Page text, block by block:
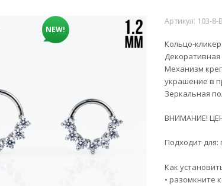
NEW!
Артикул: 103-8-
Кольцо-
Механизм
украшение в
Зеркальная
ВНИМАНИЕ!
Подходит для:
Как
• разомкните